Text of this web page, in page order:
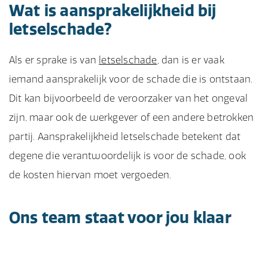
Wat is aansprakelijkheid bij
letselschade?
Als er sprake is van letselschade, dan is er vaak
iemand aansprakelijk voor de schade die is ontstaan.
Dit kan bijvoorbeeld de veroorzaker van het ongeval
zijn, maar ook de werkgever of een andere betrokken
partij. Aansprakelijkheid letselschade betekent dat
degene die verantwoordelijk is voor de schade, ook
de kosten hiervan moet vergoeden.
Ons team staat voor jou klaar